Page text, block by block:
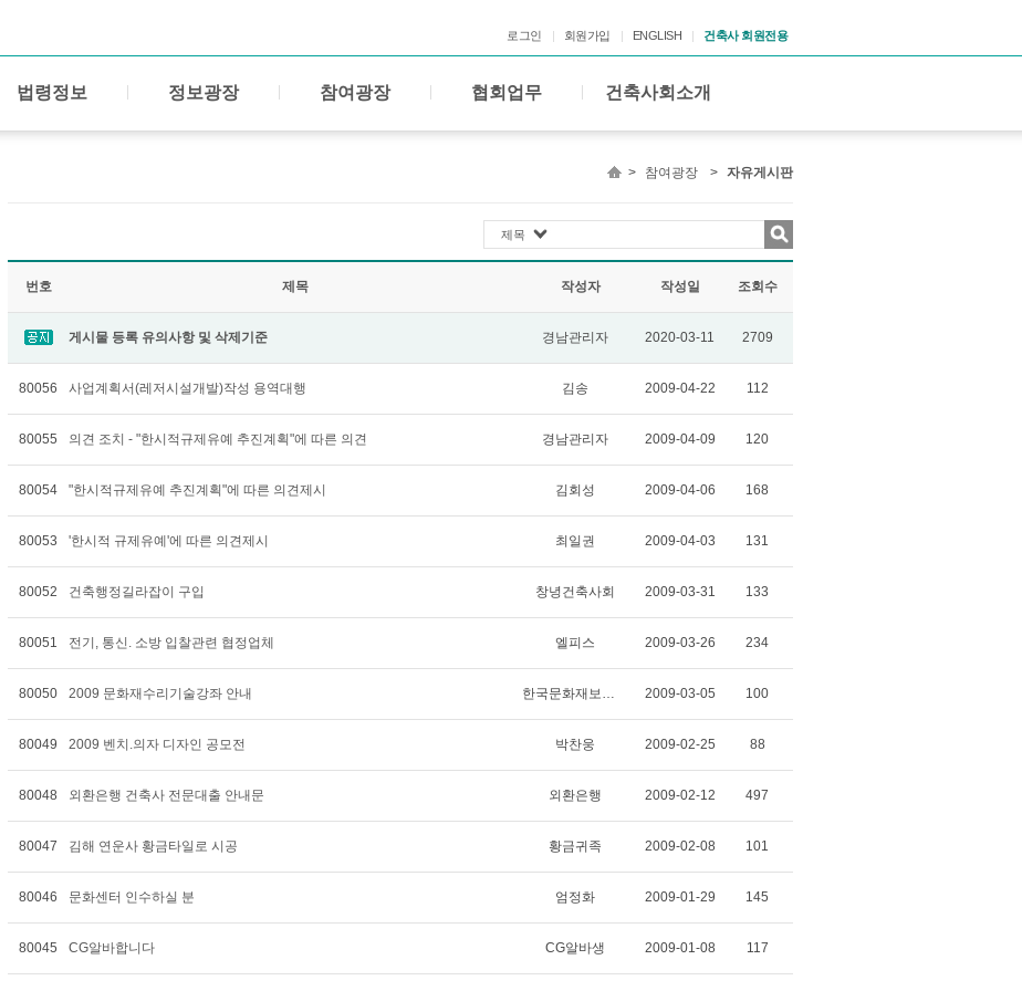
로그인 회원가입 ENGLISH 건축사 회원전용
법령정보 정보광장 참여광장 협회업무 건축사회소개
> 참여광장 > 자유게시판
제목
번호 제목 작성자 작성일 조회수
게시물 등록 유의사항 및 삭제기준 경남관리자 2020-03-11 2709
80056 사업계획서(레저시설개발)작성 용역대행 김송 2009-04-22 112
80055 의견 조치 - "한시적규제유예 추진계획"에 따른 의견 경남관리자 2009-04-09 120
80054 "한시적규제유예 추진계획"에 따른 의견제시 김회성 2009-04-06 168
80053 '한시적 규제유예'에 따른 의견제시 최일권 2009-04-03 131
80052 건축행정길라잡이 구입 창녕건축사회 2009-03-31 133
80051 전기, 통신. 소방 입찰관련 협정업체 엘피스 2009-03-26 234
80050 2009 문화재수리기술강좌 안내 한국문화재보호재단 2009-03-05 100
80049 2009 벤치.의자 디자인 공모전 박찬웅 2009-02-25 88
80048 외환은행 건축사 전문대출 안내문 외환은행 2009-02-12 497
80047 김해 연운사 황금타일로 시공 황금귀족 2009-02-08 101
80046 문화센터 인수하실 분 엄정화 2009-01-29 145
80045 CG알바합니다 CG알바생 2009-01-08 117